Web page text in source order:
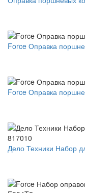
Force Оправка
Force Оправка
Дело Техники Набор